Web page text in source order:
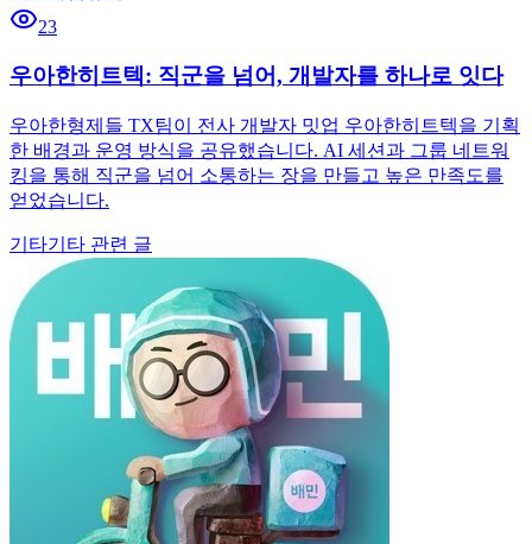
23
우아한히트텍: 직군을 넘어, 개발자를 하나로 잇다
우아한형제들 TX팀이 전사 개발자 밋업 우아한히트텍을 기획
한 배경과 운영 방식을 공유했습니다. AI 세션과 그룹 네트워
킹을 통해 직군을 넘어 소통하는 장을 만들고 높은 만족도를
얻었습니다.
기타기타 관련 글